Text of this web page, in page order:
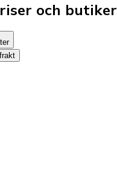
och butiker